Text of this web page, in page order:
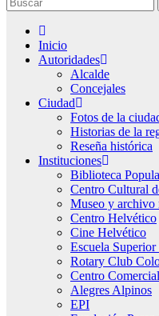
Inicio
Autoridades
Alcalde
Concejales
Ciudad
Fotos de la
Historias de la
Reseña histórica
Instituciones
Biblioteca
Centro Cultural
Museo y archivo
Centro Helvético
Cine Helvético
Escuela
Rotary Club
Centro
Alegres Alpinos
EPI